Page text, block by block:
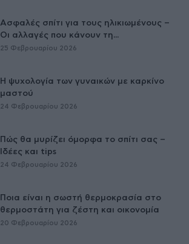
Ασφαλές σπίτι για τους ηλικιωμένους –
Οι αλλαγές που κάνουν τη...
25 Φεβρουαρίου 2026
Η ψυχολογία των γυναικών με καρκίνο
μαστού
24 Φεβρουαρίου 2026
Πώς θα μυρίζει όμορφα το σπίτι σας –
Ιδέες και tips
24 Φεβρουαρίου 2026
Ποια είναι η σωστή θερμοκρασία στο
θερμοστάτη για ζέστη και οικονομία
20 Φεβρουαρίου 2026